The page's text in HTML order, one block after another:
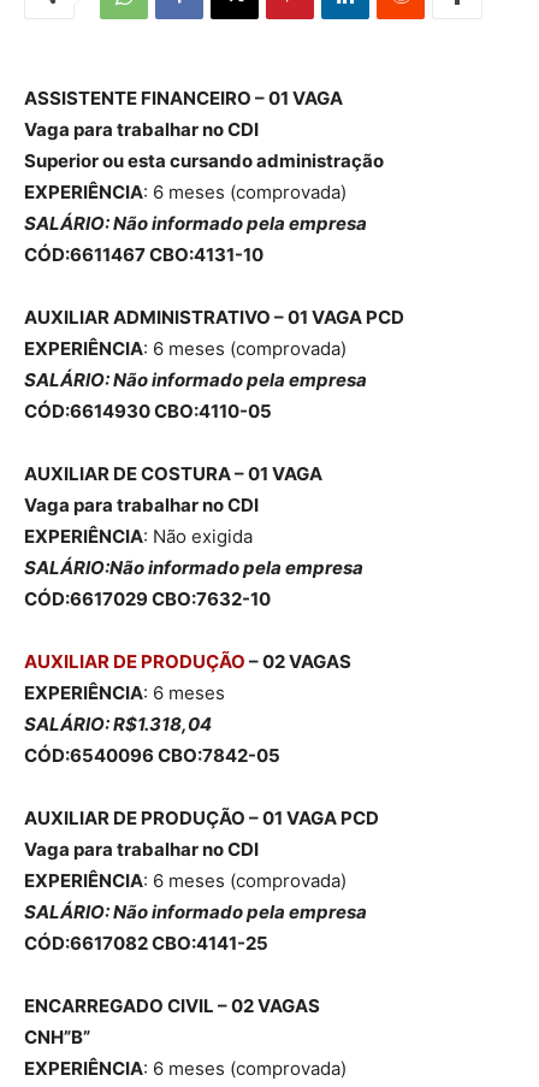
ASSISTENTE FINANCEIRO – 01 VAGA
Vaga para trabalhar no CDI
Superior ou esta cursando administração
EXPERIÊNCIA: 6 meses (comprovada)
SALÁRIO: Não informado pela empresa
CÓD:6611467 CBO:4131-10
AUXILIAR ADMINISTRATIVO – 01 VAGA PCD
EXPERIÊNCIA: 6 meses (comprovada)
SALÁRIO: Não informado pela empresa
CÓD:6614930 CBO:4110-05
AUXILIAR DE COSTURA – 01 VAGA
Vaga para trabalhar no CDI
EXPERIÊNCIA: Não exigida
SALÁRIO:Não informado pela empresa
CÓD:6617029 CBO:7632-10
AUXILIAR DE PRODUÇÃO – 02 VAGAS
EXPERIÊNCIA: 6 meses
SALÁRIO: R$1.318,04
CÓD:6540096 CBO:7842-05
AUXILIAR DE PRODUÇÃO – 01 VAGA PCD
Vaga para trabalhar no CDI
EXPERIÊNCIA: 6 meses (comprovada)
SALÁRIO: Não informado pela empresa
CÓD:6617082 CBO:4141-25
ENCARREGADO CIVIL – 02 VAGAS
CNH”B”
EXPERIÊNCIA: 6 meses (comprovada)